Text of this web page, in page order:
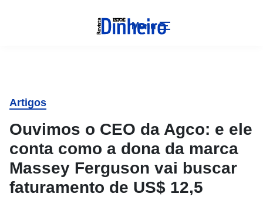
Menu
Artigos
Ouvimos o CEO da Agco: e ele
conta como a dona da marca
Massey Ferguson vai buscar
faturamento de US$ 12,5